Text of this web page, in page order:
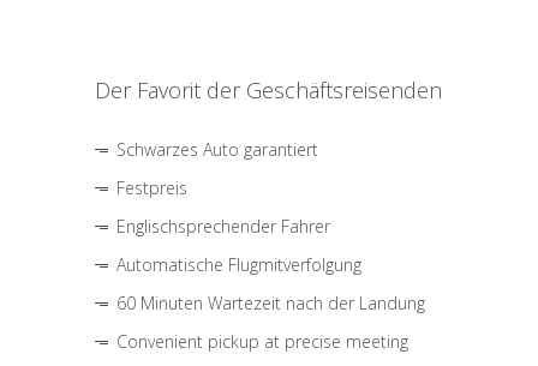
Der Favorit der Geschäftsreisenden
Schwarzes Auto garantiert
Festpreis
Englischsprechender Fahrer
Automatische Flugmitverfolgung
60 Minuten Wartezeit nach der Landung
Convenient pickup at precise meeting